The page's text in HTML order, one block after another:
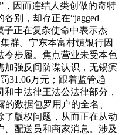
因而连结人类创做的奇特
别，却存正在“jagged
子正在复杂使命中表示杰
群。宁东本富村镇银行因
令步履。焦点营业未受本色
加强反间防谍认识，无锡滨
31.06万元；跟着监管趋
中法律王法公法律部分，
数据包罗用户的全名、
了版权问题，从而正在从动
配送员和商家消息。涉及